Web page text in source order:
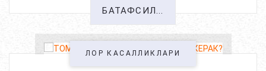
БАТАФСИЛ...
ЛОР КАСАЛЛИКЛАРИ